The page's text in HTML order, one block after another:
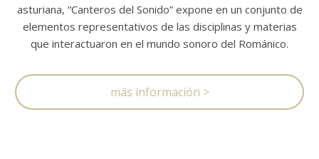
asturiana, “Canteros del Sonido” expone en un conjunto de
elementos representativos de las disciplinas y materias
que interactuaron en el mundo sonoro del Románico.
más información >